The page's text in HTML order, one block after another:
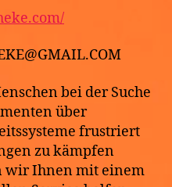
bei der Suche
über
frustriert
zu kämpfen
wir Ihnen mit einem